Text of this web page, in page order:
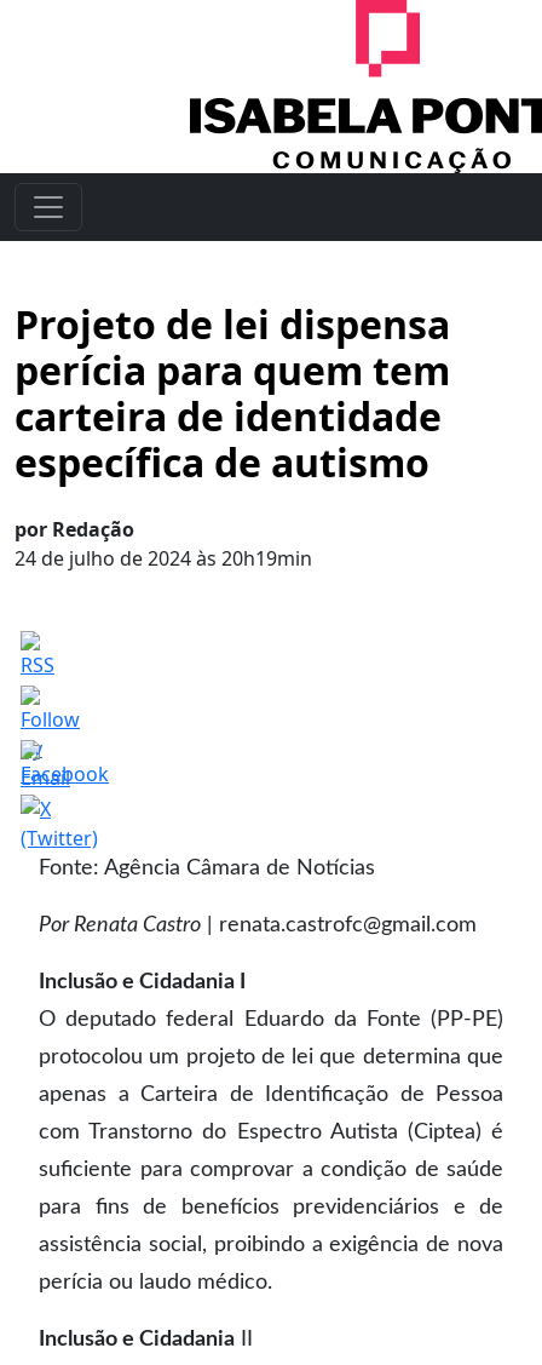
Projeto de lei dispensa
perícia para quem tem
carteira de identidade
específica de autismo
por Redação
24 de julho de 2024 às 20h19min
Fonte: Agência Câmara de Notícias
Por Renata Castro | renata.castrofc@gmail.com
Inclusão e Cidadania I
O deputado federal Eduardo da Fonte (PP-PE)
protocolou um projeto de lei que determina que
apenas a Carteira de Identificação de Pessoa
com Transtorno do Espectro Autista (Ciptea) é
suficiente para comprovar a condição de saúde
para fins de benefícios previdenciários e de
assistência social, proibindo a exigência de nova
perícia ou laudo médico.
Inclusão e Cidadania